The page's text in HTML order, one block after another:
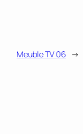
Meuble TV 06 →